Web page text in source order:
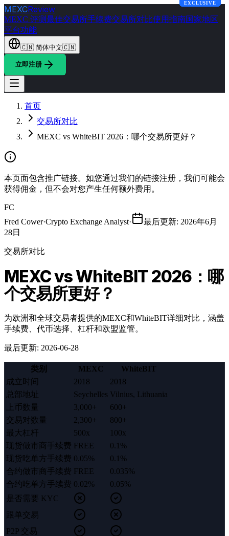
MEXCReview
MEXC 评测最佳交易所手续费交易所对比使用指南国家地区
平台功能
🇨🇳 简体中文🇨🇳
立即注册
首页
交易所对比
MEXC vs WhiteBIT 2026：哪个交易所更好？
本页面包含推广链接。如您通过我们的链接注册，我们可能会
获得佣金，但不会对您产生任何额外费用。
FC
Fred Cower·Crypto Exchange Analyst· 最后更新: 2026年6月
28日
交易所对比
MEXC vs WhiteBIT 2026：哪
个交易所更好？
为欧洲和全球交易者提供的MEXC和WhiteBIT详细对比，涵盖
手续费、代币选择、杠杆和欧盟监管。
最后更新: 2026-06-28
类别 MEXC
WhiteBIT
成立时间
2018
2018
总部地址
Seychelles Vilnius, Lithuania
上币数量
3,000+
600+
交易对数量
2,300+
800+
最大杠杆
500x
100x
现货做市商手续费 FREE
0.1%
现货吃单方手续费 0.05%
0.1%
合约做市商手续费 FREE
0.035%
合约吃单方手续费 0.02%
0.05%
是否需要 KYC
跟单交易
P2P 交易
EXCLUSIVE
EXCLUSIVE